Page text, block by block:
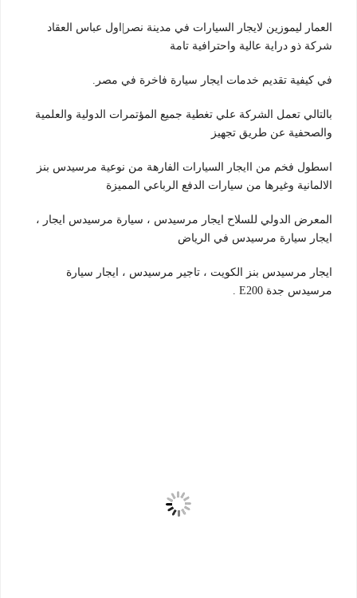
العمار ليموزين لايجار السيارات في مدينة نصر|اول عباس العقاد
شركة ذو دراية عالية واحترافية تامة
في كيفية تقديم خدمات ايجار سيارة فاخرة في مصر.
بالتالي تعمل الشركة علي تغطية جميع المؤتمرات الدولية والعلمية
والصحفية عن طريق تجهيز
اسطول فخم من اايجار السيارات الفارهة من نوعية مرسيدس بنز
الالمانية وغيرها من سيارات الدفع الرباعي المميزة
المعرض الدولي للسلاح ايجار مرسيدس ، سيارة مرسيدس ايجار ،
ايجار سيارة مرسيدس في الرياض
ايجار مرسيدس بنز الكويت ، تاجير مرسيدس ، ايجار سيارة
مرسيدس جدة E200 .